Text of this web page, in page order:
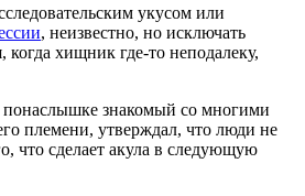
укусом или
, неизвестно, но исключать
когда хищник где-то неподалеку,
понаслышке знакомый со многими
племени, утверждал, что люди не
что сделает акула в следующую